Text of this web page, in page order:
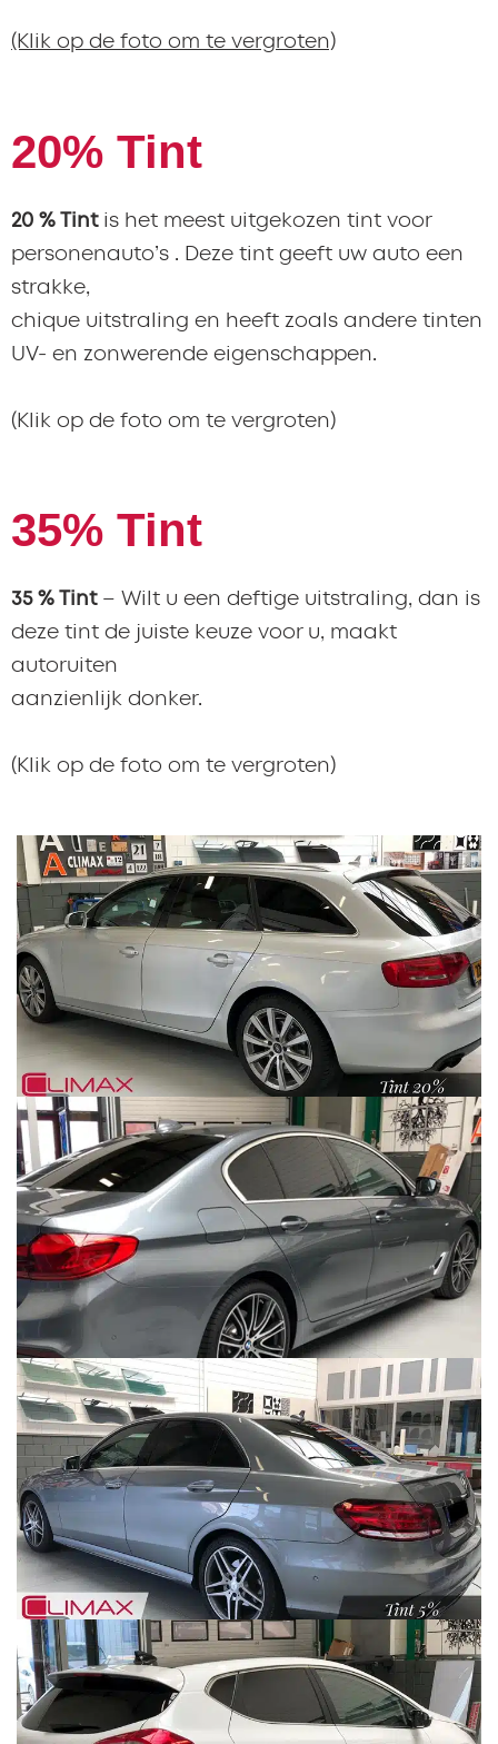
(Klik op de foto om te vergroten)
20% Tint
20 % Tint is het meest uitgekozen tint voor
personenauto’s . Deze tint geeft uw auto een
strakke,
chique uitstraling en heeft zoals andere tinten
UV- en zonwerende eigenschappen.
(Klik op de foto om te vergroten)
35% Tint
35 % Tint – Wilt u een deftige uitstraling, dan is
deze tint de juiste keuze voor u, maakt
autoruiten
aanzienlijk donker.
(Klik op de foto om te vergroten)